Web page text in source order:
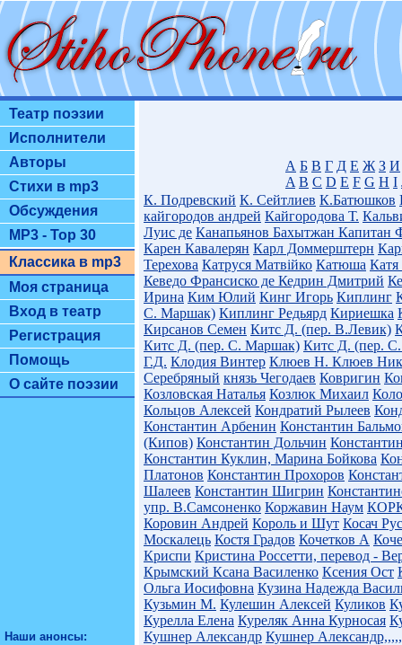
Театр поэзии
Исполнители
Авторы
Стихи в mp3
Обсуждения
MP3 - Top 30
Классика в mp3
Моя страница
Вход в театр
Регистрация
Помощь
О сайте поэзии
Наши анонсы:
А Б В Г Д Е Ж З И
A B C D E F G H I
К. Подревский К. Сейтлиев К.Батюшков
кайгородов андрей Кайгородова Т.
Луис де Канапьянов Бахытжан Капитан
Карен Кавалерян Карл Доммерштерн
Терехова Катруся Матвiйко Катюша
Кеведо Франсиско де Кедрин Дмитрий
Ирина Ким Юлий Кинг Игорь Киплинг
С. Маршак) Киплинг Редьярд Кириешка
Кирсанов Семен Китс Д. (пер. В.Левик)
Китс Д. (пер. С. Маршак) Китс Д. (пер.
Г.Д. Клодия Винтер Клюев Н. Клюев
Серебряный князь Чегодаев Ковригин
Козловская Наталья Козлюк Михаил
Кольцов Алексей Кондратий Рылеев
Константин Арбенин Константин
(Кипов) Константин Дольчин
Константин Куклин, Марина Бойкова
Платонов Константин Прохоров
Шалеев Константин Шигрин
упр. В.Самсоненко Коржавин Наум
Коровин Андрей Король и Шут Косач
Москалець Костя Градов Кочетков А
Криспи Кристина Россетти, перевод -
Крымский Ксана Василенко Ксения Ост
Ольга Иосифовна Кузина Надежда
Кузьмин М. Кулешин Алексей Куликов
Курелла Елена Куреляк Анна Курносая
Кушнер Александр Кушнер